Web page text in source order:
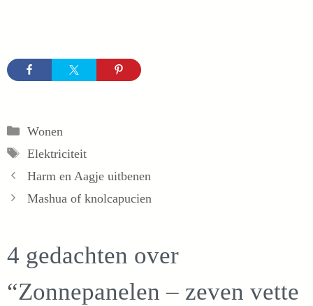
Categorieën
Wonen
Tags
Elektriciteit
Harm en Aagje uitbenen
Mashua of knolcapucien
4 gedachten over
“Zonnepanelen – zeven vette